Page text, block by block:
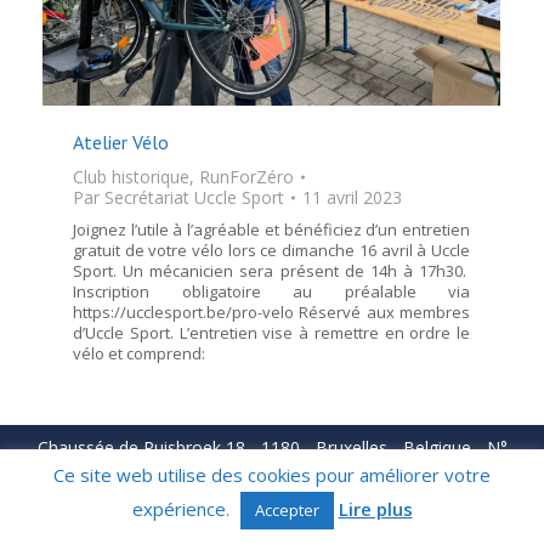
Atelier Vélo
Club historique, RunForZéro
Par Secrétariat Uccle Sport 11 avril 2023
Joignez l’utile à l’agréable et bénéficiez d’un entretien
gratuit de votre vélo lors ce dimanche 16 avril à Uccle
Sport. Un mécanicien sera présent de 14h à 17h30.
Inscription obligatoire au préalable via
https://ucclesport.be/pro-velo Réservé aux membres
d’Uccle Sport. L’entretien vise à remettre en ordre le
vélo et comprend:
Chaussée de Ruisbroek 18 - 1180 - Bruxelles - Belgique - N°
d'entreprise BE 0411.104.311 © Royal Uccle Sport THC – 2026.
tous droits réservés.
Ce site web utilise des cookies pour améliorer votre
expérience.
Accepter Lire plus